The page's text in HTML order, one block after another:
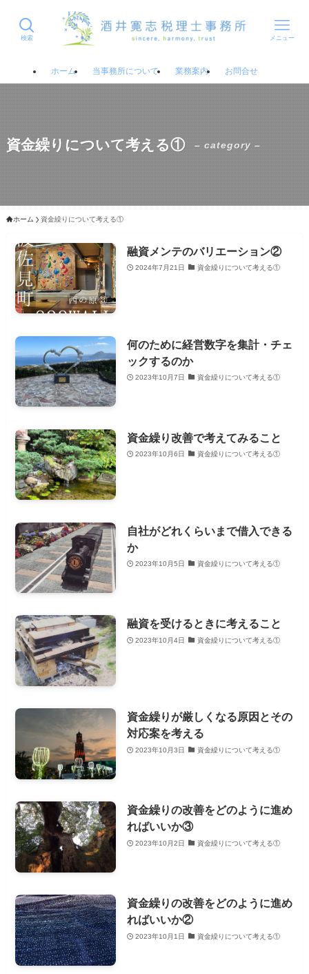
検索 メニュー
ホーム 当事務所について 業務案内 お問合せ
資金繰りについて考える① – category –
ホーム 資金繰りについて考える①
融資メンテのバリエーション②
2024年7月21日 資金繰りについて考える①
何のために経営数字を集計・チェ
ックするのか
2023年10月7日 資金繰りについて考える①
資金繰り改善で考えてみること
2023年10月6日 資金繰りについて考える①
自社がどれくらいまで借入できる
か
2023年10月5日 資金繰りについて考える①
融資を受けるときに考えること
2023年10月4日 資金繰りについて考える①
資金繰りが厳しくなる原因とその
対応案を考える
2023年10月3日 資金繰りについて考える①
資金繰りの改善をどのように進め
ればいいか③
2023年10月2日 資金繰りについて考える①
資金繰りの改善をどのように進め
ればいいか②
2023年10月1日 資金繰りについて考える①